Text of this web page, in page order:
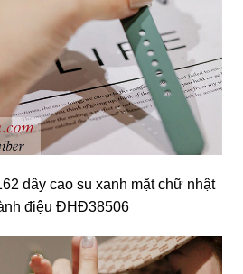
dây cao su xanh mặt chữ nhật
điệu ĐHĐ38506